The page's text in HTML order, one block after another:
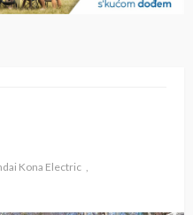
Kona Electric